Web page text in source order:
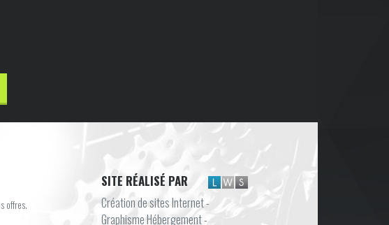
offres.
SITE RÉALISÉ PAR
Création de sites Internet -
Graphisme Hébergement -